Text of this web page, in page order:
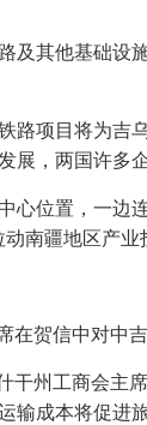
其他基础
项目将为
，两国许多
位置，一
南疆地区产
贺信中对中
州工商会
成本将促进